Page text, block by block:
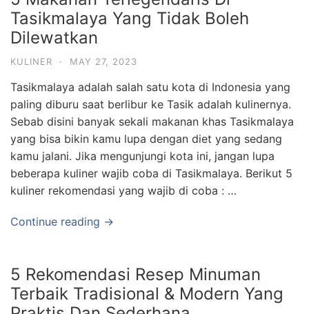
Tasikmalaya Yang Tidak Boleh
Dilewatkan
KULINER · MAY 27, 2023
Tasikmalaya adalah salah satu kota di Indonesia yang
paling diburu saat berlibur ke Tasik adalah kulinernya.
Sebab disini banyak sekali makanan khas Tasikmalaya
yang bisa bikin kamu lupa dengan diet yang sedang
kamu jalani. Jika mengunjungi kota ini, jangan lupa
beberapa kuliner wajib coba di Tasikmalaya. Berikut 5
kuliner rekomendasi yang wajib di coba : …
Continue reading →
5 Rekomendasi Resep Minuman
Terbaik Tradisional & Modern Yang